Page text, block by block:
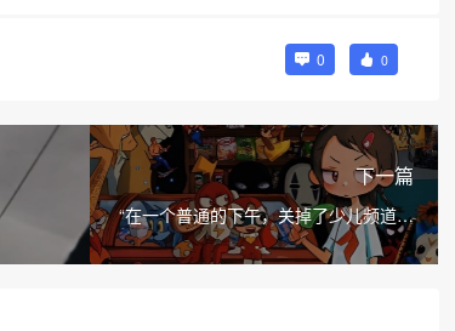
0 0
下一篇
“在一个普通的下午，关掉了少儿频道，
关掉了电视机，没想到再也没打开过 后
来才发现，关掉的，是自己的童年！